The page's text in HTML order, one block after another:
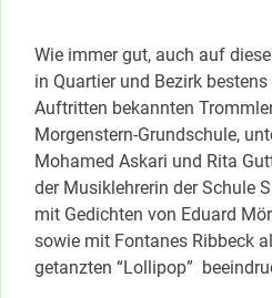
Wie immer gut, auch auf
in Quartier und Bezirk
Auftritten bekannten
Morgenstern-Grundschule,
Mohamed Askari und Rita
der Musiklehrerin der Schule
mit Gedichten von Eduard
sowie mit Fontanes Ribbeck
getanzten “Lollipop”